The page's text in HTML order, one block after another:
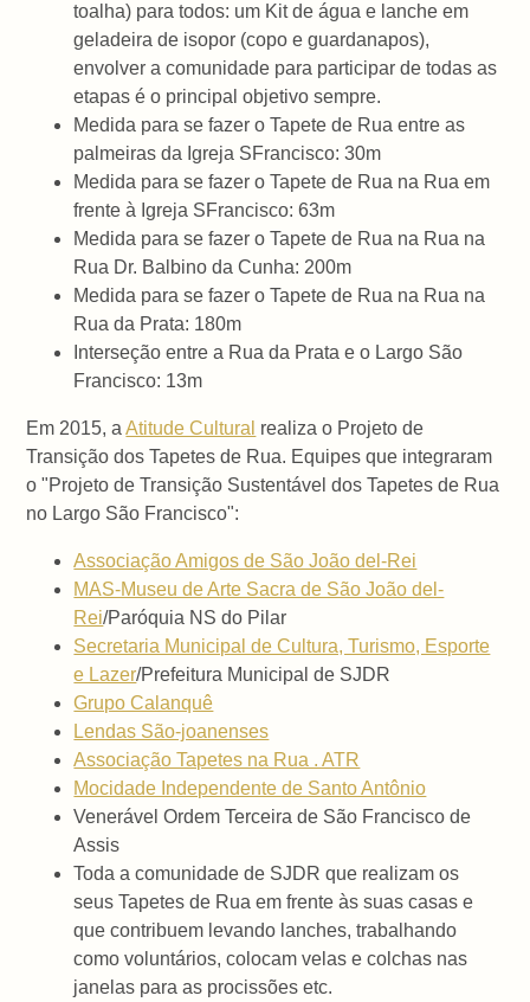
toalha) para todos: um Kit de água e lanche em
geladeira de isopor (copo e guardanapos),
envolver a comunidade para participar de todas as
etapas é o principal objetivo sempre.
Medida para se fazer o Tapete de Rua entre as
palmeiras da Igreja SFrancisco: 30m
Medida para se fazer o Tapete de Rua na Rua em
frente à Igreja SFrancisco: 63m
Medida para se fazer o Tapete de Rua na Rua na
Rua Dr. Balbino da Cunha: 200m
Medida para se fazer o Tapete de Rua na Rua na
Rua da Prata: 180m
Interseção entre a Rua da Prata e o Largo São
Francisco: 13m
Em 2015, aAtitude Cultural realiza o Projeto de
Transição dos Tapetes de Rua. Equipes que integraram
o "Projeto de Transição Sustentável dos Tapetes de Rua
no Largo São Francisco":
Associação Amigos de São João del-Rei
MAS-Museu de Arte Sacra de São João del-
Rei/Paróquia NS do Pilar
Secretaria Municipal de Cultura, Turismo, Esporte
e Lazer/Prefeitura Municipal de SJDR
Grupo Calanquê
Lendas São-joanenses
Associação Tapetes na Rua . ATR
Mocidade Independente de Santo Antônio
Venerável Ordem Terceira de São Francisco de
Assis
Toda a comunidade de SJDR que realizam os
seus Tapetes de Rua em frente às suas casas e
que contribuem levando lanches, trabalhando
como voluntários, colocam velas e colchas nas
janelas para as procissões etc.